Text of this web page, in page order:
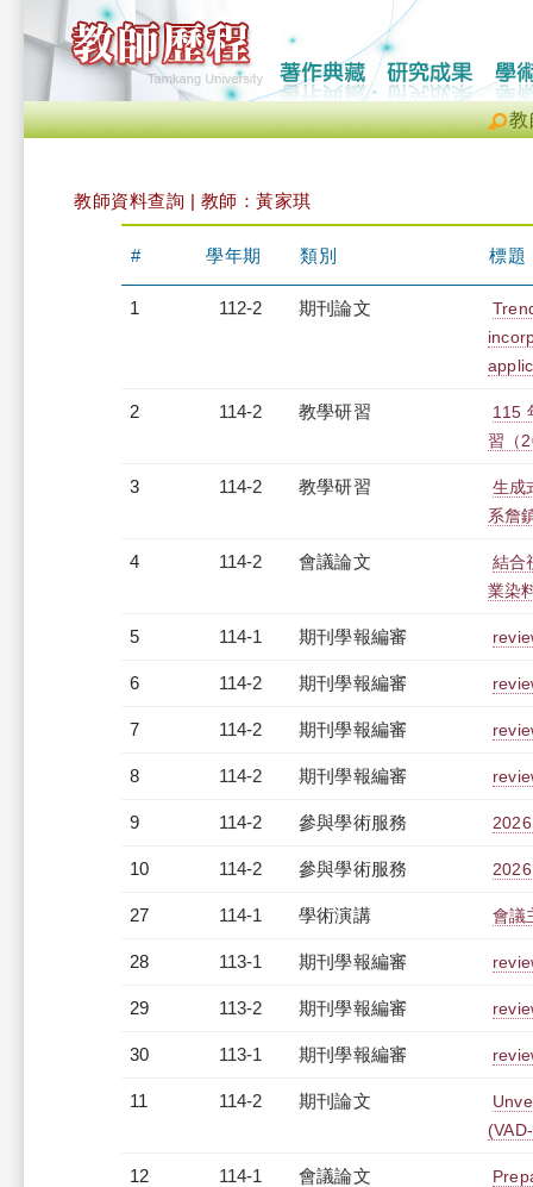
教
教師資料查詢 | 教師：黃家琪
# 學年期 類別 標題
1 112-2 期刊論文
2 114-2 教學研習
115
習（
3 114-2 教學研習
生成
系詹
4 114-2 會議論文
結合
業染
5 114-1 期刊學報編審
6 114-2 期刊學報編審
7 114-2 期刊學報編審
8 114-2 期刊學報編審
9 114-2 參與學術服務
10 114-2 參與學術服務
27 114-1 學術演講 會議
28 113-1 期刊學報編審
29 113-2 期刊學報編審
30 113-1 期刊學報編審
11 114-2 期刊論文
12 114-1 會議論文